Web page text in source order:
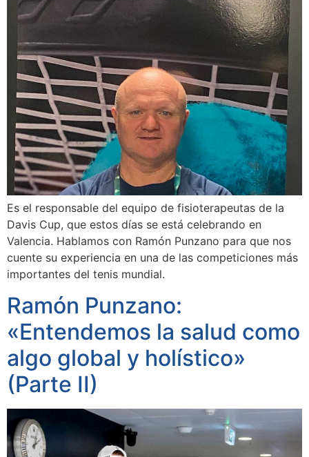
Es el responsable del equipo de fisioterapeutas de la
Davis Cup, que estos días se está celebrando en
Valencia. Hablamos con Ramón Punzano para que nos
cuente su experiencia en una de las competiciones más
importantes del tenis mundial.
Ramón Punzano:
«Entendemos la salud como
algo global y holístico»
(Parte II)